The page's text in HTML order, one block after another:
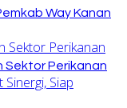
Way Kanan
Sektor Perikanan